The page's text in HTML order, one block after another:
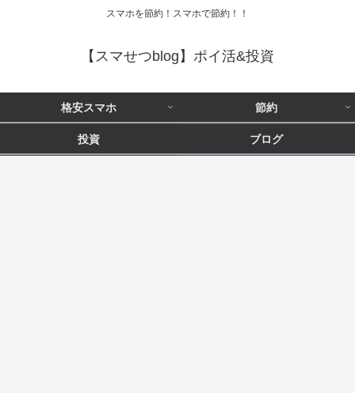
スマホを節約！スマホで節約！！
【スマせつblog】ポイ活&投資
格安スマホ 節約
投資 ブログ